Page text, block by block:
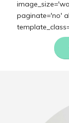
paginate='no'